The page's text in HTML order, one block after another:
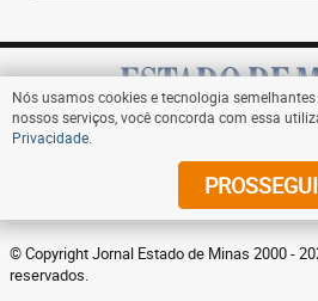
Assine
© Copyright Jornal Estado de Minas 2000 -
reservados.
Nós usamos cookies e tecnologia
nossos serviços, você concorda com essa
Privacidade